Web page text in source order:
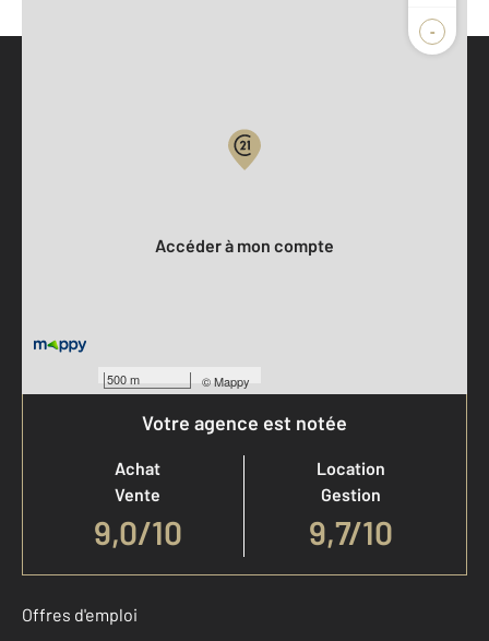
-
500 m ©Mappy
Accéder à mon compte
Votre agence est notée
Achat
Vente
9,0/10
Location
Gestion
9,7/10
Offres d'emploi